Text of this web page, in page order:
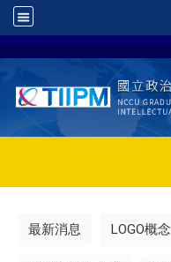
最新消息 LOGO概念